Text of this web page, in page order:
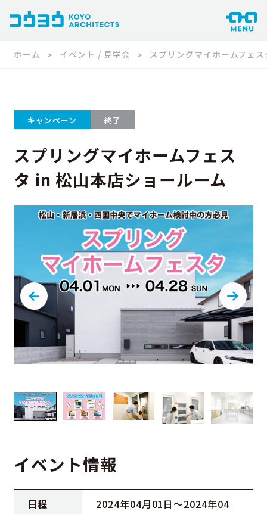
ホーム イベント / 見学会 スプリングマイホームフェ
キャンペーン 終了
スプリングマイホームフェス
タ in 松山本店ショールーム
イベント情報
日程
2024年04月01日〜2024年04